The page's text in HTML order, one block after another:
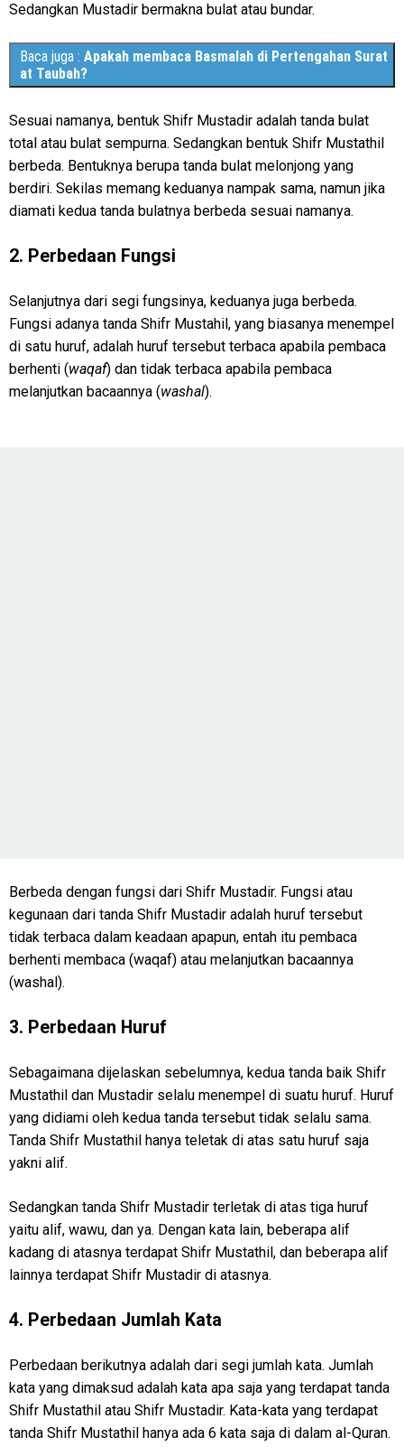
Sedangkan Mustadir bermakna bulat atau bundar.
Baca juga : Apakah membaca Basmalah di Pertengahan Surat
at Taubah?
Sesuai namanya, bentuk Shifr Mustadir adalah tanda bulat
total atau bulat sempurna. Sedangkan bentuk Shifr Mustathil
berbeda. Bentuknya berupa tanda bulat melonjong yang
berdiri. Sekilas memang keduanya nampak sama, namun jika
diamati kedua tanda bulatnya berbeda sesuai namanya.
2. Perbedaan Fungsi
Selanjutnya dari segi fungsinya, keduanya juga berbeda.
Fungsi adanya tanda Shifr Mustahil, yang biasanya menempel
di satu huruf, adalah huruf tersebut terbaca apabila pembaca
berhenti (waqaf) dan tidak terbaca apabila pembaca
melanjutkan bacaannya (washal).
Berbeda dengan fungsi dari Shifr Mustadir. Fungsi atau
kegunaan dari tanda Shifr Mustadir adalah huruf tersebut
tidak terbaca dalam keadaan apapun, entah itu pembaca
berhenti membaca (waqaf) atau melanjutkan bacaannya
(washal).
3. Perbedaan Huruf
Sebagaimana dijelaskan sebelumnya, kedua tanda baik Shifr
Mustathil dan Mustadir selalu menempel di suatu huruf. Huruf
yang didiami oleh kedua tanda tersebut tidak selalu sama.
Tanda Shifr Mustathil hanya teletak di atas satu huruf saja
yakni alif.
Sedangkan tanda Shifr Mustadir terletak di atas tiga huruf
yaitu alif, wawu, dan ya. Dengan kata lain, beberapa alif
kadang di atasnya terdapat Shifr Mustathil, dan beberapa alif
lainnya terdapat Shifr Mustadir di atasnya.
4. Perbedaan Jumlah Kata
Perbedaan berikutnya adalah dari segi jumlah kata. Jumlah
kata yang dimaksud adalah kata apa saja yang terdapat tanda
Shifr Mustathil atau Shifr Mustadir. Kata-kata yang terdapat
tanda Shifr Mustathil hanya ada 6 kata saja di dalam al-Quran.